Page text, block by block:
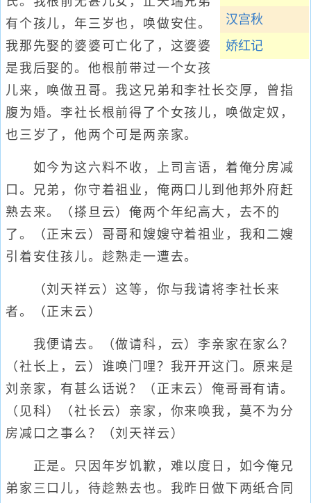
汉宫秋
娇红记
有个孩儿，年三岁也，唤做安住。
我那先娶的婆婆可亡化了，这婆婆
是我后娶的。他根前带过一个女孩
儿来，唤做丑哥。我这兄弟和李社长交厚，曾指
腹为婚。李社长根前得了个女孩儿，唤做定奴，
也三岁了，他两个可是两亲家。
如今为这六料不收，上司言语，着俺分房减
口。兄弟，你守着祖业，俺两口儿到他邦外府赶
熟去来。（搽旦云）俺两个年纪高大，去不的
了。（正末云）哥哥和嫂嫂守着祖业，我和二嫂
引着安住孩儿。趁熟走一遭去。
（刘天祥云）这等，你与我请将李社长来
者。（正末云）
我便请去。（做请科，云）李亲家在家么？
（社长上，云）谁唤门哩？我开开这门。原来是
刘亲家，有甚么话说？（正末云）俺哥哥有请。
（见科）（社长云）亲家，你来唤我，莫不为分
房减口之事么？（刘天祥云）
正是。只因年岁饥歉，难以度日，如今俺兄
弟家三口儿，待趁熟去也。我昨日做下两纸合同